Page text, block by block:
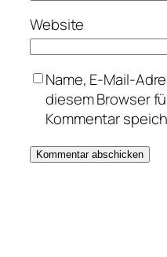
Website
Name, E-Mail-
diesem Browser
Kommentar